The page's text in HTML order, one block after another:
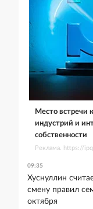
Место встречи
индустрий и
собственности
Реклама. https://
09:35
Хуснуллин
смену правил
октября